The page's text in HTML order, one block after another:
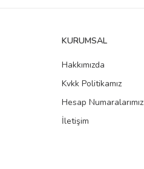
KURUMSAL
Hakkımızda
Kvkk Politikamız
Hesap Numaralarımız
İletişim